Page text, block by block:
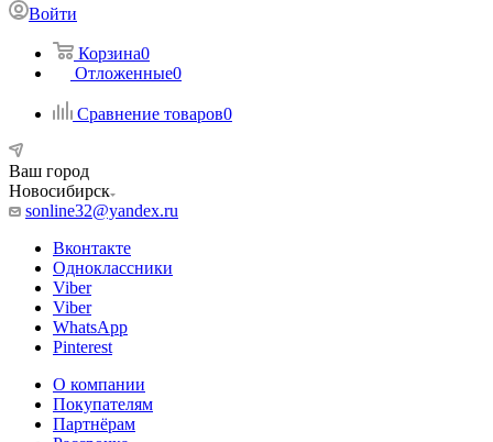
Войти
Корзина0
Отложенные0
Сравнение товаров0
Ваш город
Новосибирск
sonline32@yandex.ru
Вконтакте
Одноклассники
Viber
Viber
WhatsApp
Pinterest
О компании
Покупателям
Партнёрам